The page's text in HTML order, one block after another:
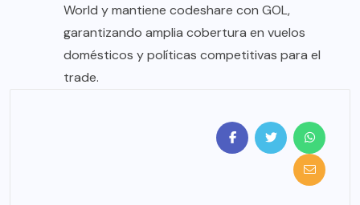
World y mantiene codeshare con GOL,
garantizando amplia cobertura en vuelos
domésticos y políticas competitivas para el
trade.